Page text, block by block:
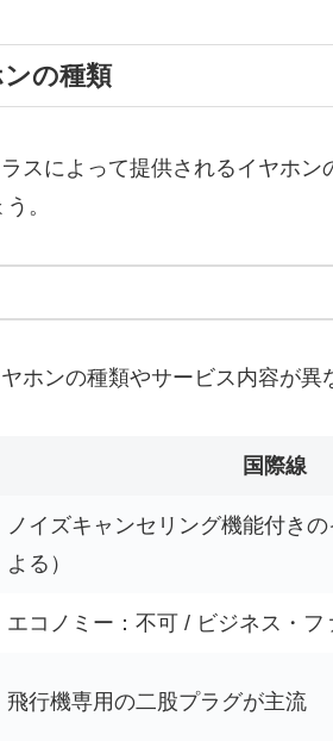
の種類
スによって提供されるイヤホン
。
ホンの種類やサービス内容が異
国際線
ノイズキャンセリング機能付き
よる）
エコノミー：不可 / ビジネス・
飛行機専用の二股プラグが主流